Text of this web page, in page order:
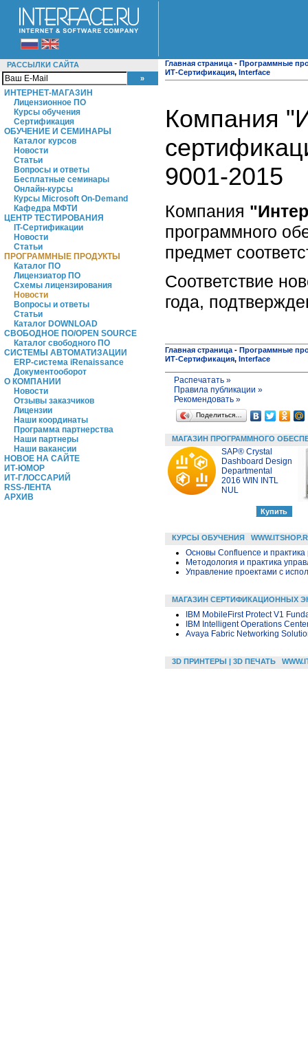
РАССЫЛКИ САЙТА
ИНТЕРНЕТ-МАГАЗИН
Лицензионное ПО
Курсы обучения
Сертификация
ОБУЧЕНИЕ И СЕМИНАРЫ
Каталог курсов
Новости
Статьи
Вопросы и ответы
Бесплатные семинары
Онлайн-курсы
Курсы Microsoft On-Demand
Кафедра МФТИ
ЦЕНТР ТЕСТИРОВАНИЯ
IT-Сертификации
Новости
Статьи
ПРОГРАММНЫЕ ПРОДУКТЫ
Каталог ПО
Лицензиатор ПО
Схемы лицензирования
Новости
Вопросы и ответы
Статьи
Каталог DOWNLOAD
СВОБОДНОЕ ПО/OPEN SOURCE
Каталог свободного ПО
СИСТЕМЫ АВТОМАТИЗАЦИИ
ERP-система iRenaissance
Документооборот
О КОМПАНИИ
Новости
Отзывы заказчиков
Лицензии
Наши координаты
Программа партнерства
Наши партнеры
Наши вакансии
НОВОЕ НА САЙТЕ
ИТ-ЮМОР
ИТ-ГЛОССАРИЙ
RSS-ЛЕНТА
АРХИВ
Главная страница - Программные
ИТ-Сертификация, Interface
Компания
9001-2015
Компания
программного
предмет
Соответствие
года,
Главная страница - Программные
ИТ-Сертификация, Interface
Распечатать »
Правила публикации »
Рекомендовать »
Поделиться…
МАГАЗИН ПРОГРАММНОГО
SAP® Crystal
Dashboard Design
Departmental
2016 WIN INTL
NUL
КУРСЫ ОБУЧЕНИЯ
Основы Confluence и
Методология и практика
Управление проектами с
МАГАЗИН СЕРТИФИКАЦИОННЫХ
IBM MobileFirst Protect V1
IBM Intelligent Operations
Avaya Fabric Networking
3D ПРИНТЕРЫ | 3D ПЕЧАТЬ